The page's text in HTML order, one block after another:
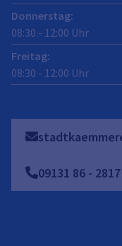
Donnerstag:
08:30 - 12:00 Uhr
Freitag:
08:30 - 12:00 Uhr
09131 86 - 2817